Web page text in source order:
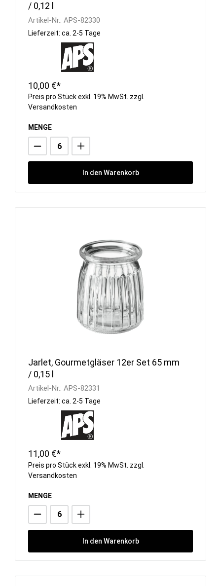
/ 0,12 l
Artikel-Nr.: APS-82330
Lieferzeit: ca. 2-5 Tage
10,00 €*
Preis pro Stück exkl. 19% MwSt. zzgl.
Versandkosten
MENGE
In den Warenkorb
Jarlet, Gourmetgläser 12er Set 65 mm
/ 0,15 l
Artikel-Nr.: APS-82331
Lieferzeit: ca. 2-5 Tage
11,00 €*
Preis pro Stück exkl. 19% MwSt. zzgl.
Versandkosten
MENGE
In den Warenkorb